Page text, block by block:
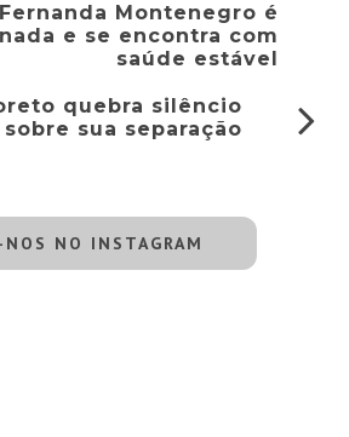
Fernanda Montenegro é
e se encontra com
saúde estável
quebra silêncio
sobre sua separação
NOS NO INSTAGRAM